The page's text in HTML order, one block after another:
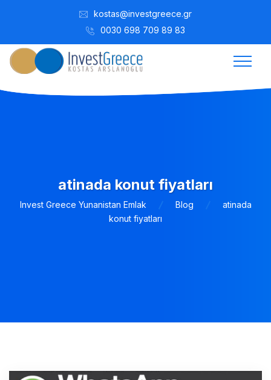
kostas@investgreece.gr
0030 698 709 89 83
atinada konut fiyatları
Invest Greece Yunanistan Emlak Blog
atinada
konut fiyatları